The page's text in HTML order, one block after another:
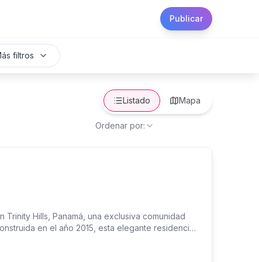
Publicar
filtros
Listado Mapa
Ordenar por:
Hills, Panamá, una exclusiva comunidad
en el año 2015, esta elegante residencia
construcción sobre un amplio terreno de
natural y de la vida al aire libre. Desde su